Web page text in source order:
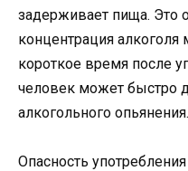
задерживает пища. Это
концентрация алкоголя
короткое время после
человек может быстро
алкогольного опьянения.
Опасность